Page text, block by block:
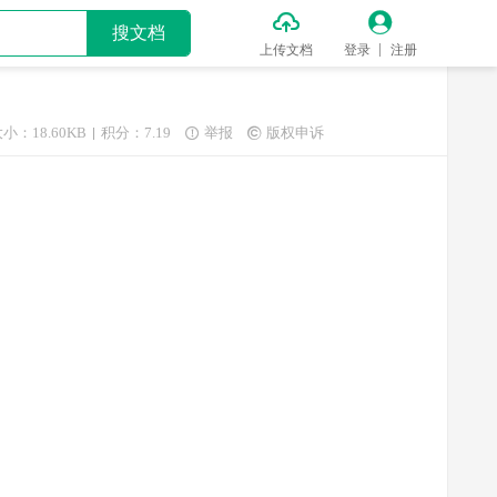
搜文档 
上传文档

登录 注册
小：18.60KB 积分：7.19  举报  版权申诉